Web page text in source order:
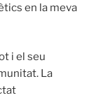
en la meva
i el seu
La